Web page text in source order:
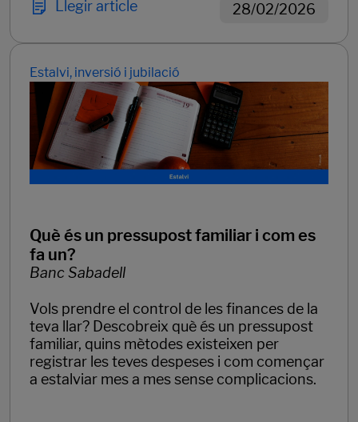
Llegir article 28/02/2026
Estalvi, inversió i jubilació
Què és un pressupost familiar i com es
fa un?
Banc Sabadell
Vols prendre el control de les finances de la
teva llar? Descobreix què és un pressupost
familiar, quins mètodes existeixen per
registrar les teves despeses i com començar
a estalviar mes a mes sense complicacions.